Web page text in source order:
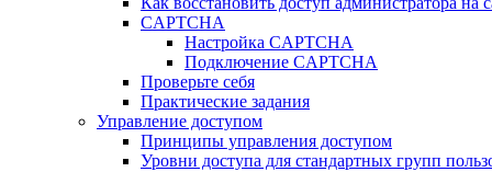
CAPTCHA
Настройка CAPTCHA
Подключение CAPTCHA
Проверьте себя
Практические задания
Управление доступом
Принципы управления доступом
Уровни доступа для стандартных групп